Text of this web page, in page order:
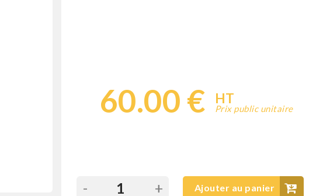
60.00 € HT
Prix public unitaire
- + Ajouter au panier